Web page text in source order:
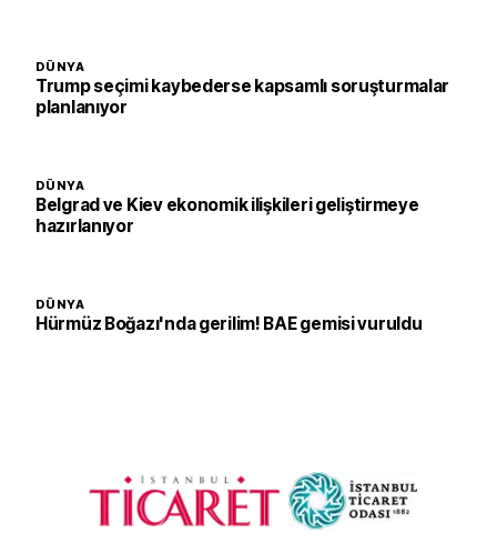
DÜNYA
Trump seçimi kaybederse kapsamlı soruşturmalar
planlanıyor
DÜNYA
Belgrad ve Kiev ekonomik ilişkileri geliştirmeye
hazırlanıyor
DÜNYA
Hürmüz Boğazı'nda gerilim! BAE gemisi vuruldu